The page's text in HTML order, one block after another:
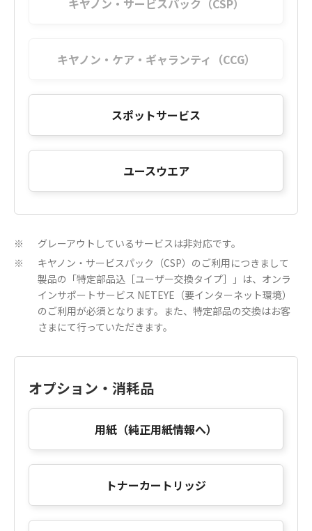
キヤノン・ケア・ギャランティ（CCG）
スポットサービス
ユースウエア
※ グレーアウトしているサービスは非対応です。
※
キヤノン・サービスパック（CSP）のご利用につきまして
製品の「特定部品込［ユーザー交換タイプ］」は、オンラ
インサポートサービス NETEYE（要インターネット環境）
のご利用が必須となります。また、特定部品の交換はお客
さまにて行っていただきます。
オプション・消耗品
用紙（純正用紙情報へ）
トナーカートリッジ